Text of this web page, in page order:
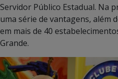
Servidor Público Estadual. Na
uma série de vantagens, além
em mais de 40
Grande.